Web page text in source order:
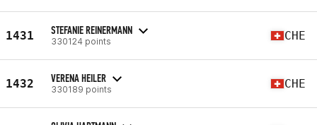
1431 STEFANIE REINERMANN
330124 points CHE
1432 VERENA HEILER
330189 points CHE